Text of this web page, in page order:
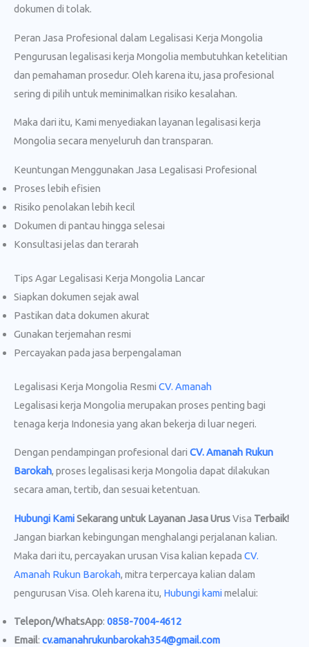
dokumen di tolak.
Peran Jasa Profesional dalam Legalisasi Kerja Mongolia
Pengurusan legalisasi kerja Mongolia membutuhkan ketelitian
dan pemahaman prosedur. Oleh karena itu, jasa profesional
sering di pilih untuk meminimalkan risiko kesalahan.
Maka dari itu, Kami menyediakan layanan legalisasi kerja
Mongolia secara menyeluruh dan transparan.
Keuntungan Menggunakan Jasa Legalisasi Profesional
Proses lebih efisien
Risiko penolakan lebih kecil
Dokumen di pantau hingga selesai
Konsultasi jelas dan terarah
Tips Agar Legalisasi Kerja Mongolia Lancar
Siapkan dokumen sejak awal
Pastikan data dokumen akurat
Gunakan terjemahan resmi
Percayakan pada jasa berpengalaman
Legalisasi Kerja Mongolia Resmi CV. Amanah
Legalisasi kerja Mongolia merupakan proses penting bagi
tenaga kerja Indonesia yang akan bekerja di luar negeri.
Dengan pendampingan profesional dari CV. Amanah Rukun
Barokah, proses legalisasi kerja Mongolia dapat dilakukan
secara aman, tertib, dan sesuai ketentuan.
Hubungi KamiSekarang untuk Layanan Jasa UrusVisa Terbaik!
Jangan biarkan kebingungan menghalangi perjalanan kalian.
Maka dari itu, percayakan urusan Visa kalian kepada CV.
Amanah Rukun Barokah, mitra terpercaya kalian dalam
pengurusan Visa. Oleh karena itu, Hubungi kamimelalui:
Telepon/WhatsApp: 0858-7004-4612
Email: cv.amanahrukunbarokah354@gmail.com